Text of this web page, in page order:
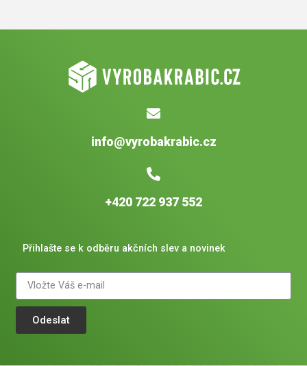
info@vyrobakrabic.cz
+420 722 937 552
Přihlašte se k odběru akčních slev a novinek
Odeslat